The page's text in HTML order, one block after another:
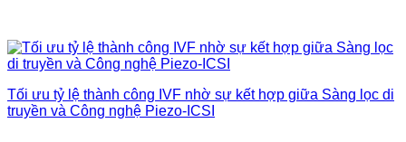
Tối ưu tỷ lệ thành công IVF nhờ sự kết hợp giữa Sàng lọc di
truyền và Công nghệ Piezo-ICSI